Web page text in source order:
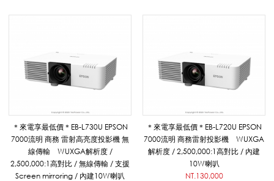
音
系
|
＊來電享最低價＊EB-L730U EPSON
7000流明 商務 雷射高亮度投影機 無
線傳輸 WUXGA解析度 /
2,500,000:1高對比 / 無線傳輸 / 支援
Screen mirroring / 內建10W喇叭
＊來電享最低價＊EB-L720U EPSON
7000流明 商務雷射投影機 WUXGA
解析度 / 2,500,000:1高對比 / 內建
10W喇叭
NT.130,000